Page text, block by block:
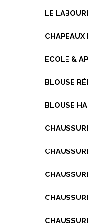
LE
CHAPEAUX
ECOLE &
BLOUSE
BLOUSE